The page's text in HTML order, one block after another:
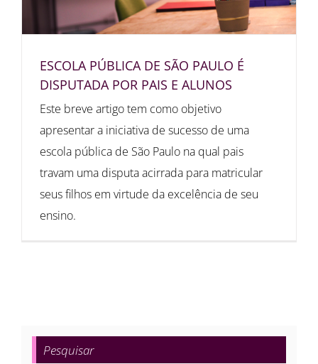
ESCOLA PÚBLICA DE SÃO PAULO É
DISPUTADA POR PAIS E ALUNOS
Este breve artigo tem como objetivo
apresentar a iniciativa de sucesso de uma
escola pública de São Paulo na qual pais
travam uma disputa acirrada para matricular
seus filhos em virtude da excelência de seu
ensino.
Pesquisar